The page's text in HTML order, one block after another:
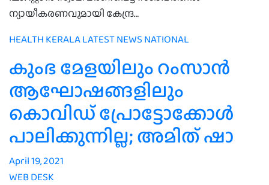
ന്യായീകരണവുമായി കേന്ദ്ര…
HEALTH KERALALATEST NEWS NATIONAL
കുംഭ മേളയിലും റംസാന്‍
ആഘോഷങ്ങളിലും
കൊവിഡ് പ്രോട്ടോക്കോള്‍
പാലിക്കുന്നില്ല; അമിത് ഷാ
April 19, 2021
WEB DESK